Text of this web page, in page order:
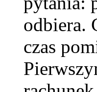
odbiera.
czas